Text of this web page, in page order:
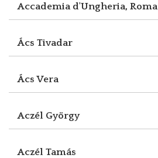
Accademia d'Ungheria, Roma
Ács Tivadar
Ács Vera
Aczél György
Aczél Tamás